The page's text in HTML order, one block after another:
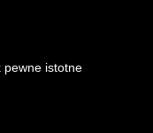
pewne istotne